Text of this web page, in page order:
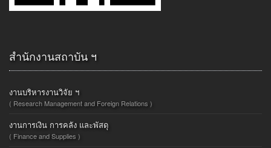
สำนักงานสถาบัน ฯ
งานบริหารงานวิจัย ฯ
( Research Management and Foreign Relations )
งานการเงิน การคลัง และพัสดุ
( Finance and Supplies )